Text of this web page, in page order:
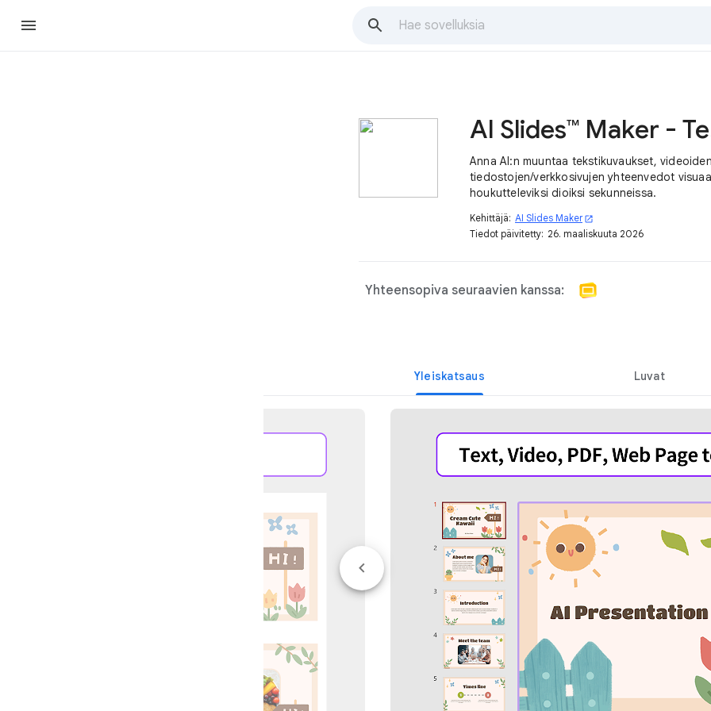
Anna AI:n muuntaa tekstikuvaukset,
tiedostojen/verkkosivujen yhteenvedot
houkutteleviksi dioiksi sekunneissa.
Kehittäjä: AI Slides Maker open_in_new
Tiedot päivitetty: 26. maaliskuuta 2026
Yhteensopiva seuraavien kanssa:
Yleiskatsaus Luvat